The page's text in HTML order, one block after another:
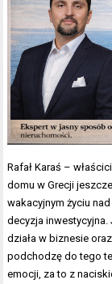
Rafał Karaś –
domu w Grecji
wakacyjnym życiu
decyzja
działa w biznesie
podchodzę do tego
emocji, za to z